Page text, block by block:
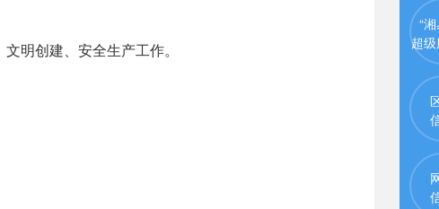
文明创建、安全生产工作。
“
超